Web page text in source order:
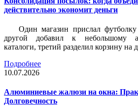
действительно экономит деньги
Один магазин прислал
другой добавил к небольшому
каталоги, третий разделил корзину на
Подробнее
10.07.2026
Алюминиевые жалюзи на окна:
Долговечность